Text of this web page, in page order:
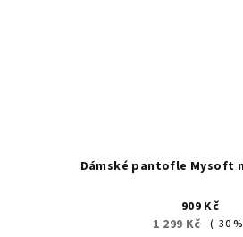
Dámské pantofle Mysoft
909 Kč
1 299 Kč
(–30